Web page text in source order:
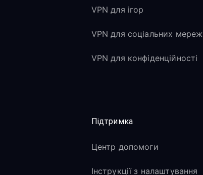
VPN для ігор
VPN для соціальних мереж
VPN для конфіденційності
Підтримка
Центр допомоги
Інструкції з налаштування